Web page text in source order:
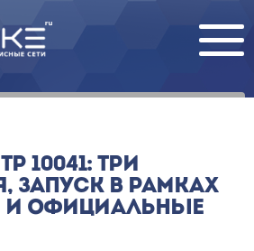
10041: ТРИ
ЗАПУСК В РАМКАХ
И ОФИЦИАЛЬНЫЕ